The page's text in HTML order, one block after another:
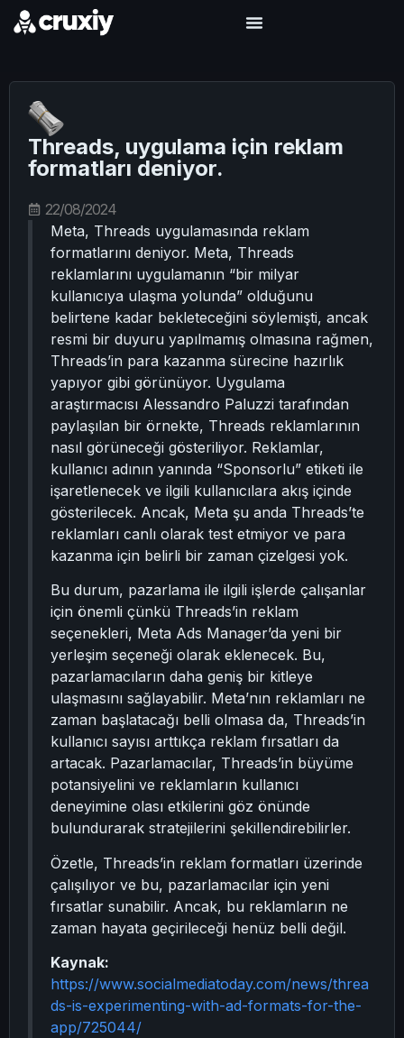
Threads, uygulama için reklam
formatları deniyor.
22/08/2024
Meta, Threads uygulamasında reklam
formatlarını deniyor. Meta, Threads
reklamlarını uygulamanın “bir milyar
kullanıcıya ulaşma yolunda” olduğunu
belirtene kadar bekleteceğini söylemişti, ancak
resmi bir duyuru yapılmamış olmasına rağmen,
Threads’in para kazanma sürecine hazırlık
yapıyor gibi görünüyor. Uygulama
araştırmacısı Alessandro Paluzzi tarafından
paylaşılan bir örnekte, Threads reklamlarının
nasıl görüneceği gösteriliyor. Reklamlar,
kullanıcı adının yanında “Sponsorlu” etiketi ile
işaretlenecek ve ilgili kullanıcılara akış içinde
gösterilecek. Ancak, Meta şu anda Threads’te
reklamları canlı olarak test etmiyor ve para
kazanma için belirli bir zaman çizelgesi yok.
Bu durum, pazarlama ile ilgili işlerde çalışanlar
için önemli çünkü Threads’in reklam
seçenekleri, Meta Ads Manager’da yeni bir
yerleşim seçeneği olarak eklenecek. Bu,
pazarlamacıların daha geniş bir kitleye
ulaşmasını sağlayabilir. Meta’nın reklamları ne
zaman başlatacağı belli olmasa da, Threads’in
kullanıcı sayısı arttıkça reklam fırsatları da
artacak. Pazarlamacılar, Threads’in büyüme
potansiyelini ve reklamların kullanıcı
deneyimine olası etkilerini göz önünde
bulundurarak stratejilerini şekillendirebilirler.
Özetle, Threads’in reklam formatları üzerinde
çalışılıyor ve bu, pazarlamacılar için yeni
fırsatlar sunabilir. Ancak, bu reklamların ne
zaman hayata geçirileceği henüz belli değil.
Kaynak:
https://www.socialmediatoday.com/news/threa
ds-is-experimenting-with-ad-formats-for-the-
app/725044/